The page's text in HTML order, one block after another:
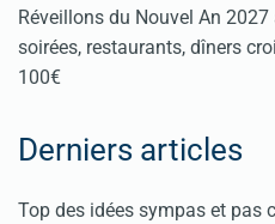
Réveillons du Nouvel An
soirées, restaurants, dîners
100€
Derniers articles
Top des idées sympas et pas